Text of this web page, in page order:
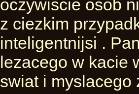
oczywiscie osob
z ciezkim
inteligentnijsi .
lezacego w kacie
swiat i myslacego